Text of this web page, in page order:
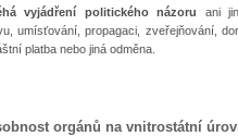
vyjádření politického názoru
ani
umísťování, propagaci, zveřejňování,
platba nebo jiná odměna.
orgánů na vnitrostátní